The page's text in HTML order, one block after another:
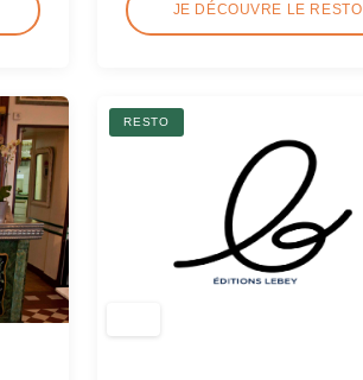
JE DÉCOUVRE LE RESTO
RESTO